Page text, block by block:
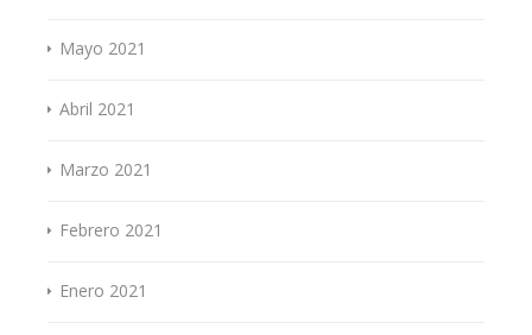
Mayo 2021
Abril 2021
Marzo 2021
Febrero 2021
Enero 2021